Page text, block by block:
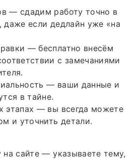
— сдадим работу точно в
даже если дедлайн уже «на
— бесплатно внесём
с замечаниями
— ваши данные и
в тайне.
этапах — вы всегда можете
и уточнить детали.
на сайте — указываете тему,